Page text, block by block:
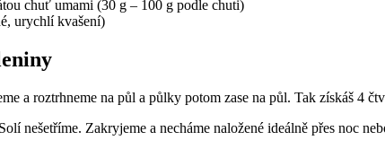
chuť umami (30 g – 100 g podle chuti)
urychlí kvašení)
a roztrhneme na půl a půlky potom zase na půl. Tak získáš 4
nešetříme. Zakryjeme a necháme naložené ideálně přes noc